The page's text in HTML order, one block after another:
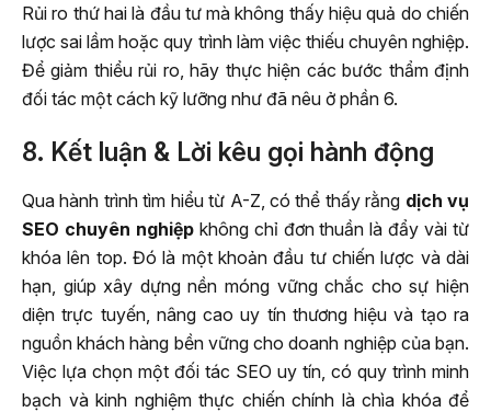
Rủi ro thứ hai là đầu tư mà không thấy hiệu quả do chiến
lược sai lầm hoặc quy trình làm việc thiếu chuyên nghiệp.
Để giảm thiểu rủi ro, hãy thực hiện các bước thẩm định
đối tác một cách kỹ lưỡng như đã nêu ở phần 6.
8. Kết luận & Lời kêu gọi hành động
Qua hành trình tìm hiểu từ A-Z, có thể thấy rằng dịch vụ
SEO chuyên nghiệpkhông chỉ đơn thuần là đẩy vài từ
khóa lên top. Đó là một khoản đầu tư chiến lược và dài
hạn, giúp xây dựng nền móng vững chắc cho sự hiện
diện trực tuyến, nâng cao uy tín thương hiệu và tạo ra
nguồn khách hàng bền vững cho doanh nghiệp của bạn.
Việc lựa chọn một đối tác SEO uy tín, có quy trình minh
bạch và kinh nghiệm thực chiến chính là chìa khóa để